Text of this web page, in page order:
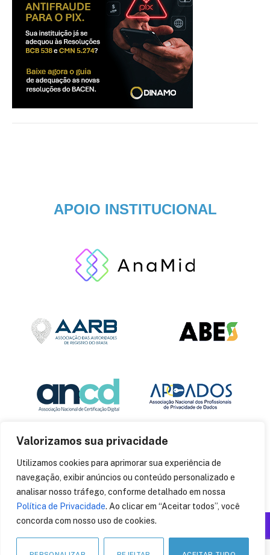
Valorizamos sua privacidade
Utilizamos cookies para aprimorar sua experiência de
navegação, exibir anúncios ou conteúdo personalizado e
analisar nosso tráfego, conforme detalhado em nossa
Política de Privacidade. Ao clicar em “Aceitar todos”, você
concorda com nosso uso de cookies.
APOIO INSTITUCIONAL
© 2014CryptoID. Todos os direitos reservados.